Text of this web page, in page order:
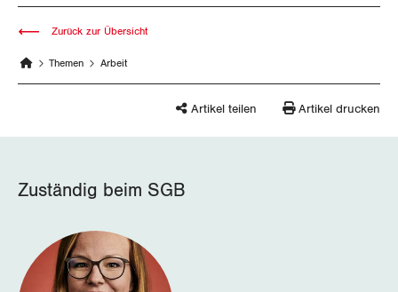
Jura
Nidwalden
Schaffhausen
Themen Arbeit
Zurück zur Übersicht
Artikel teilen Artikel drucken
Zuständig beim SGB